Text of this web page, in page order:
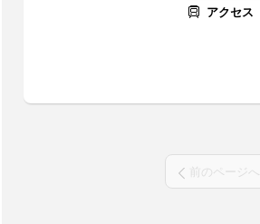
アクセス
前のページへ